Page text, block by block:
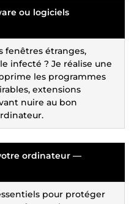
ou logiciels
fenêtres étranges,
infecté ? Je réalise une
les programmes
extensions
nuire au bon
ordinateur —
pour protéger